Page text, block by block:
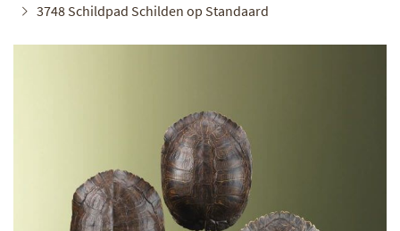
3748 Schildpad Schilden op Standaard